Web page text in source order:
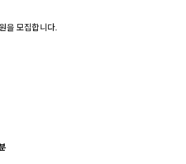
을 모집합니다.